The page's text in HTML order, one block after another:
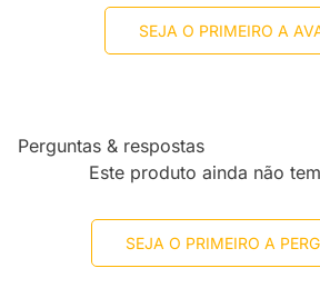
SEJA O PRIMEIRO A
Perguntas & respostas
Este produto ainda não
SEJA O PRIMEIRO A